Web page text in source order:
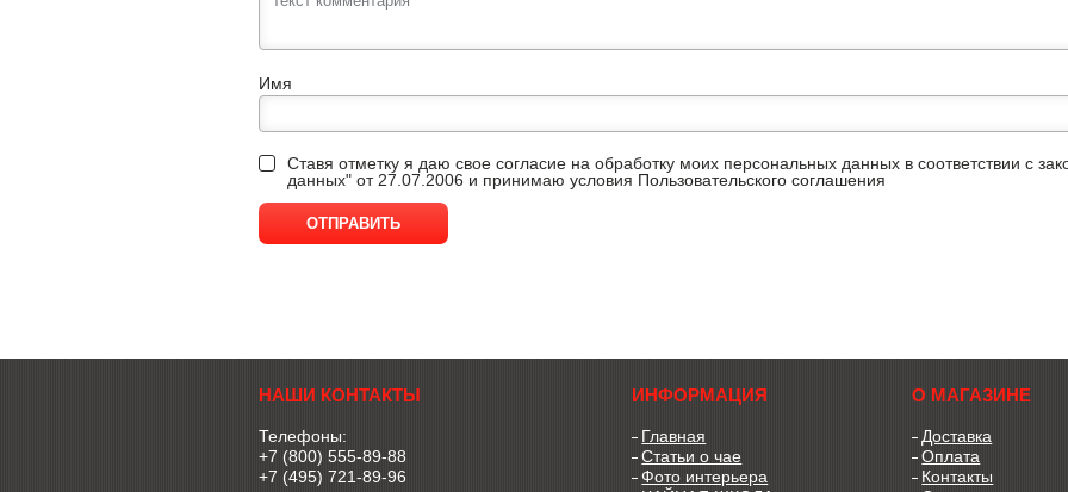
Имя
Ставя отметку я даю свое согласие на обработку моих персональных данных в соответствии с
данных" от 27.07.2006 и принимаю условия Пользовательского соглашения
НАШИ КОНТАКТЫ
Телефоны:
+7 (800) 555-89-88
+7 (495) 721-89-96
ИНФОРМАЦИЯ
Главная
Статьи о чае
Фото интерьера
О МАГАЗИНЕ
Доставка
Оплата
Контакты